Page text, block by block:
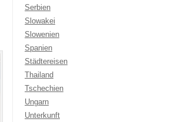
Serbien
Slowakei
Slowenien
Spanien
Städtereisen
Thailand
Tschechien
Ungarn
Unterkunft